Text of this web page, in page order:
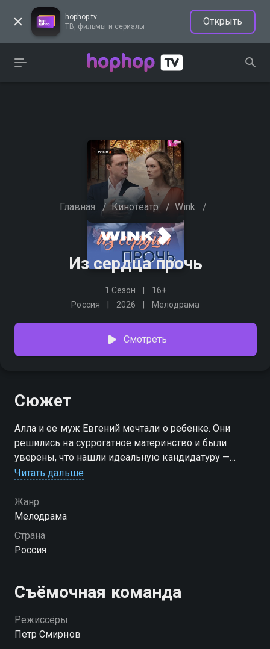
hophop.tv
ТВ, фильмы и сериалы
Открыть
Главная / Кинотеатр / Wink /
Из сердца прочь
1 Сезон
16+
Россия
2026 Мелодрама
Смотреть
Сюжет
Алла и ее муж Евгений мечтали о ребенке. Они
решились на суррогатное материнство и были
уверены, что нашли идеальную кандидатуру —
добрую и скромную Ирину. Но с переездом Ирины
она считала помощницей, оказывается хитрой
манипуляторшей, способной на все ради места в
чужой семье. Ирина втирается в доверие к мужу
Аллы, сеет сомнения и устраивает мелкие пакости, а
права быть рядом с будущим ребенком. Тогда Алла
начинает собственное расследование и выясняет,
кто такая Ирина на самом деле.
Читать дальше
Жанр
Мелодрама
Страна
Россия
Съёмочная команда
Режиссёры
Петр Смирнов